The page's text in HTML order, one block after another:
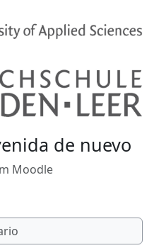
de nuevo
Moodle